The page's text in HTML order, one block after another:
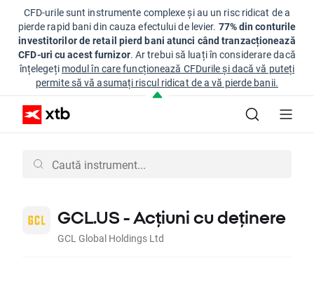
CFD-urile sunt instrumente complexe și au un risc ridicat de a
pierde rapid bani din cauza efectului de levier. 77% din conturile
investitorilor de retail pierd bani atunci când tranzacționează
CFD-uri cu acest furnizor. Ar trebui să luați în considerare dacă
înțelegeți modul în care funcționează CFDurile și dacă vă puteți
permite să vă asumați riscul ridicat de a vă pierde banii.
GCL.US - Acțiuni cu deținere
GCL Global Holdings Ltd